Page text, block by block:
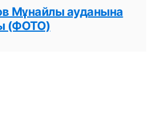
Мұнайлы ауданына
(ФОТО)